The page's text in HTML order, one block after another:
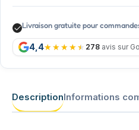
Livraison gratuite pour
4,4 278 avis sur
DescriptionInformations